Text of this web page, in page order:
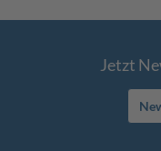
Jetzt